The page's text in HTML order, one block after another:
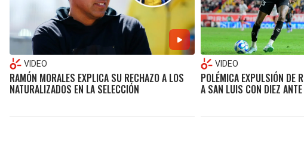
VIDEO
RAMÓN MORALES EXPLICA SU RECHAZO A LOS
NATURALIZADOS EN LA SELECCIÓN
VIDEO
POLÉMICA EXPULSIÓN DE
A SAN LUIS CON DIEZ